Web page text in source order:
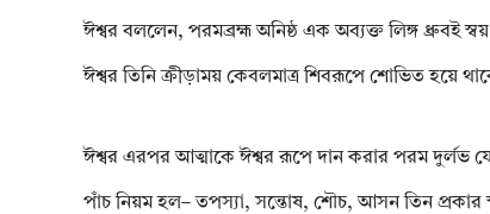
ঈশ্বর বললেন, পরমব্রহ্ম অনিষ্ঠ এক অব্যক্ত লিঙ্গ ধ্রুবই
ঈশ্বর তিনি ক্রীড়াময় কেবলমাত্র শিবরূপে শোভিত হয়ে
ঈশ্বর এরপর আত্মাকে ঈশ্বর রূপে দান করার পরম দুর্লভ
পাঁচ নিয়ম হল– তপস্যা, সন্তোষ, শৌচ, আসন তিন প্রকার